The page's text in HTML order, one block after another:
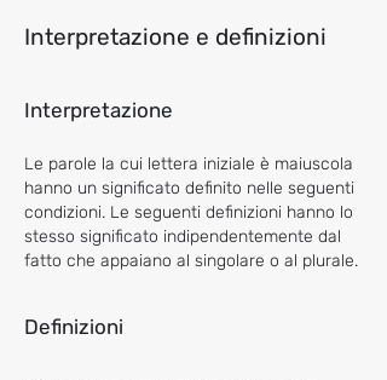
Interpretazione e definizioni
Interpretazione
Le parole la cui lettera iniziale è maiuscola
hanno un significato definito nelle seguenti
condizioni. Le seguenti definizioni hanno lo
stesso significato indipendentemente dal
fatto che appaiano al singolare o al plurale.
Definizioni